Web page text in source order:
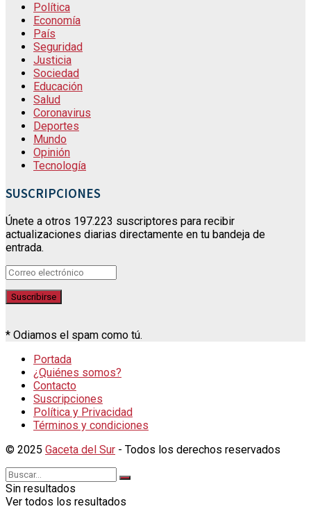
Política
Economía
País
Seguridad
Justicia
Sociedad
Educación
Salud
Coronavirus
Deportes
Mundo
Opinión
Tecnología
SUSCRIPCIONES
Únete a otros 197.223 suscriptores para recibir
actualizaciones diarias directamente en tu bandeja de
entrada.
* Odiamos el spam como tú.
Portada
¿Quiénes somos?
Contacto
Suscripciones
Política y Privacidad
Términos y condiciones
© 2025 Gaceta del Sur - Todos los derechos reservados
Sin resultados
Ver todos los resultados